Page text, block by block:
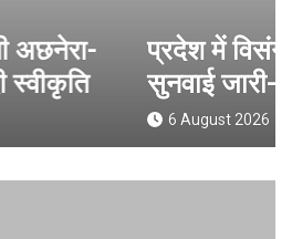
और अनमैप्ड मतदाताओं की